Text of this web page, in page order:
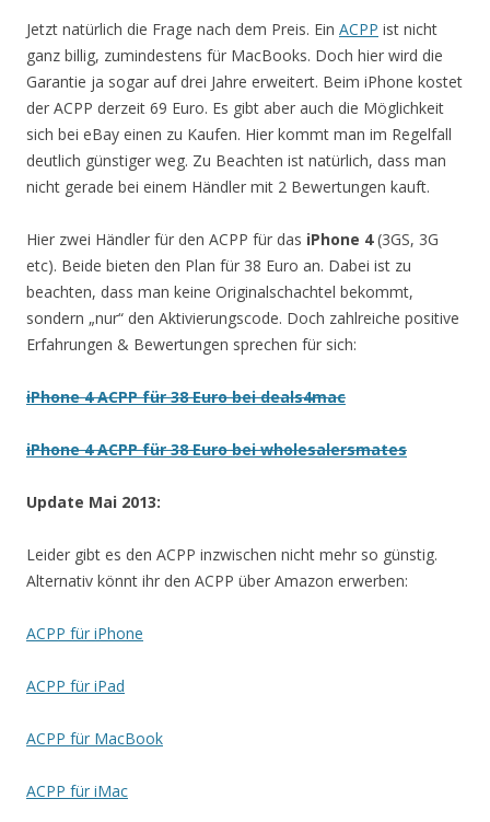
Jetzt natürlich die Frage nach dem Preis. Ein ACPP ist nicht
ganz billig, zumindestens für MacBooks. Doch hier wird die
Garantie ja sogar auf drei Jahre erweitert. Beim iPhone kostet
der ACPP derzeit 69 Euro. Es gibt aber auch die Möglichkeit
sich bei eBay einen zu Kaufen. Hier kommt man im Regelfall
deutlich günstiger weg. Zu Beachten ist natürlich, dass man
nicht gerade bei einem Händler mit 2 Bewertungen kauft.
Hier zwei Händler für den ACPP für das iPhone 4(3GS, 3G
etc). Beide bieten den Plan für 38 Euro an. Dabei ist zu
beachten, dass man keine Originalschachtel bekommt,
sondern „nur“ den Aktivierungscode. Doch zahlreiche positive
Erfahrungen & Bewertungen sprechen für sich:
iPhone 4 ACPP für 38 Euro bei deals4mac
iPhone 4 ACPP für 38 Euro bei wholesalersmates
Update Mai 2013:
Leider gibt es den ACPP inzwischen nicht mehr so günstig.
Alternativ könnt ihr den ACPP über Amazon erwerben:
ACPP für iPhone
ACPP für iPad
ACPP für MacBook
ACPP für iMac